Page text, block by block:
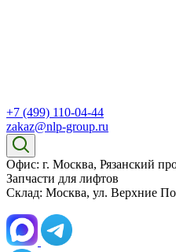
+7 (499) 110-04-44
zakaz@nlp-group.ru
Офис: г. Москва, Рязанский
Запчасти для лифтов
Склад: Москва, ул. Верхние